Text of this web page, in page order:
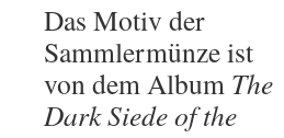
Das Motiv der
Sammlermünze ist
von dem Album The
Dark Siede of the